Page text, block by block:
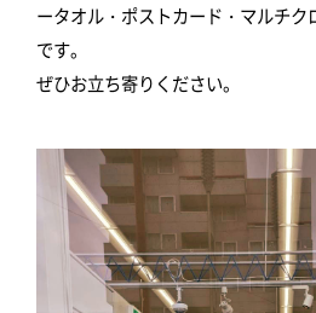
ータオル・ポストカード・マルチ
です。
ぜひお立ち寄りください。